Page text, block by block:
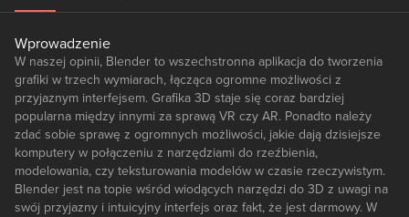
Wprowadzenie
W naszej opinii, Blender to wszechstronna aplikacja do tworzenia
grafiki w trzech wymiarach, łącząca ogromne możliwości z
przyjaznym interfejsem. Grafika 3D staje się coraz bardziej
popularna między innymi za sprawą VR czy AR. Ponadto należy
zdać sobie sprawę z ogromnych możliwości, jakie dają dzisiejsze
komputery w połączeniu z narzędziami do rzeźbienia,
modelowania, czy teksturowania modelów w czasie rzeczywistym.
Blender jest na topie wśród wiodących narzędzi do 3D z uwagi na
swój przyjazny i intuicyjny interfejs oraz fakt, że jest darmowy. W